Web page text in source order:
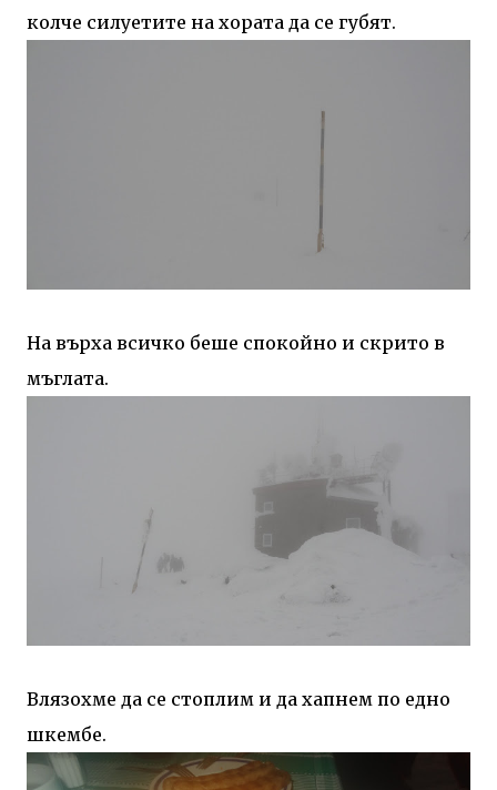
колче силуетите на хората да се губят.
На върха всичко беше спокойно и скрито в
мъглата.
Влязохме да се стоплим и да хапнем по едно
шкембе.